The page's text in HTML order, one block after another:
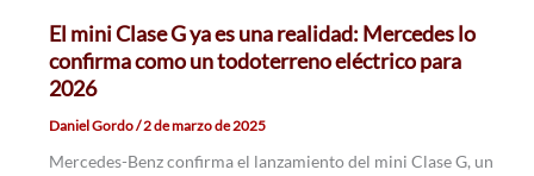
El mini Clase G ya es una realidad: Mercedes lo
confirma como un todoterreno eléctrico para
2026
Daniel Gordo/2 de marzo de 2025
Mercedes-Benz confirma el lanzamiento del mini Clase G, un